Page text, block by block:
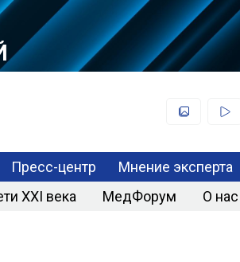
Пресс-центр Мнение эксперта
XXI века МедФорум О нас